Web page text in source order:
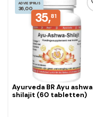
ADVIESPRIJS
36,00
35,81
Ayurveda BR Ayu ashwa
shilajit (60 tabletten)